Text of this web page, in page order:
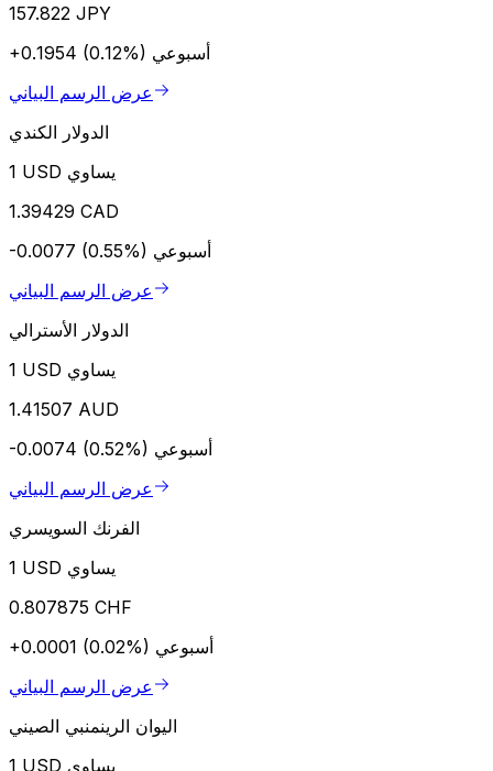
157.822 JPY
+0.1954 (0.12%) أسبوعي
عرض الرسم البياني
الدولار الكندي
1 USD يساوي
1.39429 CAD
-0.0077 (0.55%) أسبوعي
عرض الرسم البياني
الدولار الأسترالي
1 USD يساوي
1.41507 AUD
-0.0074 (0.52%) أسبوعي
عرض الرسم البياني
الفرنك السويسري
1 USD يساوي
0.807875 CHF
+0.0001 (0.02%) أسبوعي
عرض الرسم البياني
اليوان الرينمنبي الصيني
1 USD يساوي